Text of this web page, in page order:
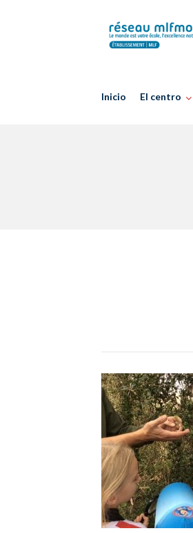
Inicio El centro